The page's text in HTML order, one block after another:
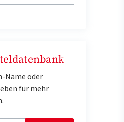
Name oder
für mehr